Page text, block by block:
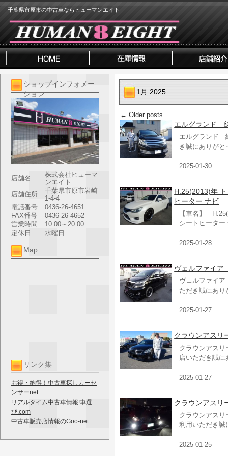
千葉県市原市の中古車ならヒューマンエイト
ショップインフォメー
ション
店舗名
株式会社ヒューマ
ンエイト
店舗住所
千葉県市原市岩崎
1-4-4
電話番号
0436-26-4651
FAX番号
0436-26-4652
営業時間
10:00～20:00
定休日
水曜日
Map
リンク集
お得・納得！中古車探しカーセ
ンサーnet
リアルタイム中古車情報!車選
び.com
中古車販売店情報のGoo-net
1月 2025
← Older posts
エルグランド
エルグランド
き誠にありが
2025-01-30
H.25(2013)年
ヒーター ナビ
【車名】
シートヒーター
2025-01-28
ヴェルファイ
ヴェルファイ
ただき誠にあ
2025-01-27
クラウンアス
クラウンアス
店いただき誠
2025-01-27
クラウンアス
クラウンアス
利用いただき誠
2025-01-25